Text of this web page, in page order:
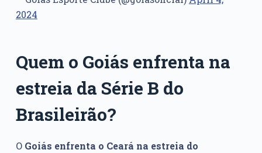
2024
Quem o Goiás enfrenta na
estreia da Série B do
Brasileirão?
O Goiás enfrenta o Ceará na estreia do